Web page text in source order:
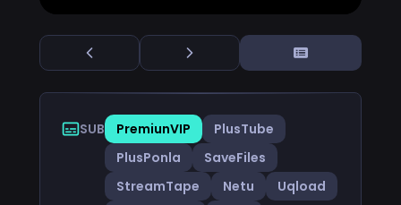
SUB PremiunVIP
PlusTube
PlusPonla
SaveFiles
StreamTape
Netu
Uqload